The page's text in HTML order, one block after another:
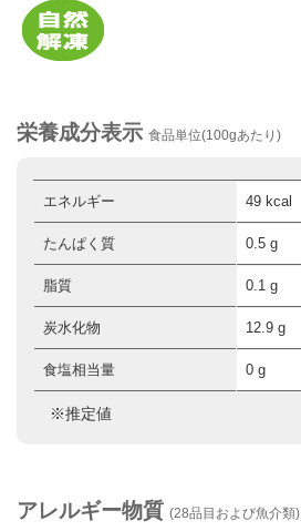
栄養成分表示 食品単位(100gあたり)
エネルギー 49 kcal
たんぱく質 0.5 g
脂質 0.1 g
炭水化物 12.9 g
食塩相当量 0 g
※推定値
アレルギー物質 (28品目および魚介類)